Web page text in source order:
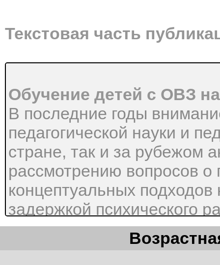
Текстовая часть
Обучение детей с ОВЗ
В последние годы
педагогической науки и
стране, так и за рубежом
рассмотрению вопросов
концептуальных
задержкой психического
совершенствовании
новых социально-